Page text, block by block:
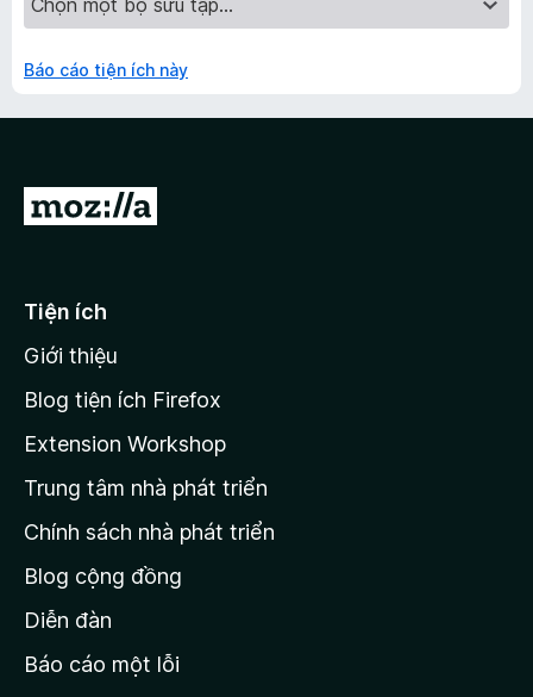
Báo cáo tiện ích này
Đ
ế
t
r
n
g
c
ủ
M
o
Tiện ích
Giới thiệu
Blog tiện ích Firefox
Extension Workshop
Trung tâm nhà phát triển
Chính sách nhà phát triển
Blog cộng đồng
Diễn đàn
Báo cáo một lỗi